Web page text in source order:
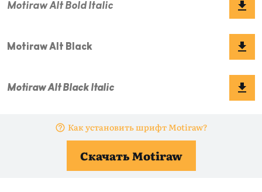
Как установить шрифт Motiraw?
Скачать Motiraw